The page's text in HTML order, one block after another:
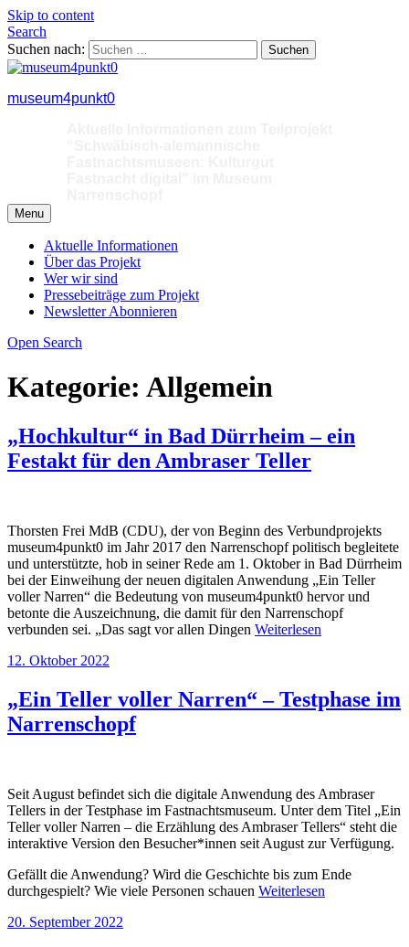
Skip to content
Search
Suchen nach:
museum4punkt0
Menu
Aktuelle Informationen
Über das Projekt
Wer wir sind
Pressebeiträge zum Projekt
Newsletter Abonnieren
Open Search
Kategorie: Allgemein
„Hochkultur“ in Bad Dürrheim – ein
Festakt für den Ambraser Teller
Thorsten Frei MdB (CDU), der von Beginn des Verbundprojekts
museum4punkt0 im Jahr 2017 den Narrenschopf politisch begleitete
und unterstützte, hob in seiner Rede am 1. Oktober in Bad Dürrheim
bei der Einweihung der neuen digitalen Anwendung „Ein Teller
voller Narren“ die Bedeutung von museum4punkt0 hervor und
betonte die Auszeichnung, die damit für den Narrenschopf
verbunden sei. „Das sagt vor allen Dingen Weiterlesen
12. Oktober 2022
„Ein Teller voller Narren“ – Testphase im
Narrenschopf
Seit August befindet sich die digitale Anwendung des Ambraser
Tellers in der Testphase im Fastnachtsmuseum. Unter dem Titel „Ein
Teller voller Narren – die Erzählung des Ambraser Tellers“ steht die
interaktive Version den Besucher*innen seit August zur Verfügung.
Gefällt die Anwendung? Wird die Geschichte bis zum Ende
durchgespielt? Wie viele Personen schauen Weiterlesen
20. September 2022